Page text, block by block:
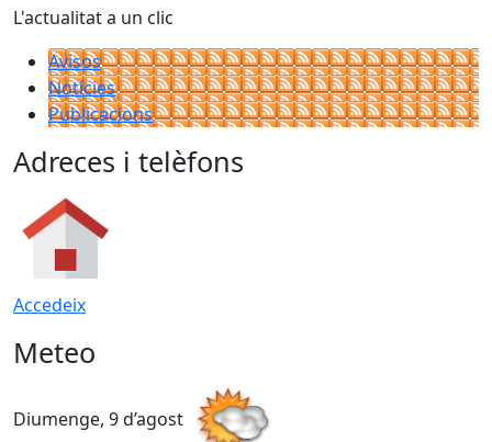
L'actualitat a un clic
Avisos
Notícies
Publicacions
Adreces i telèfons
Accedeix
Meteo
Diumenge, 9 d’agost